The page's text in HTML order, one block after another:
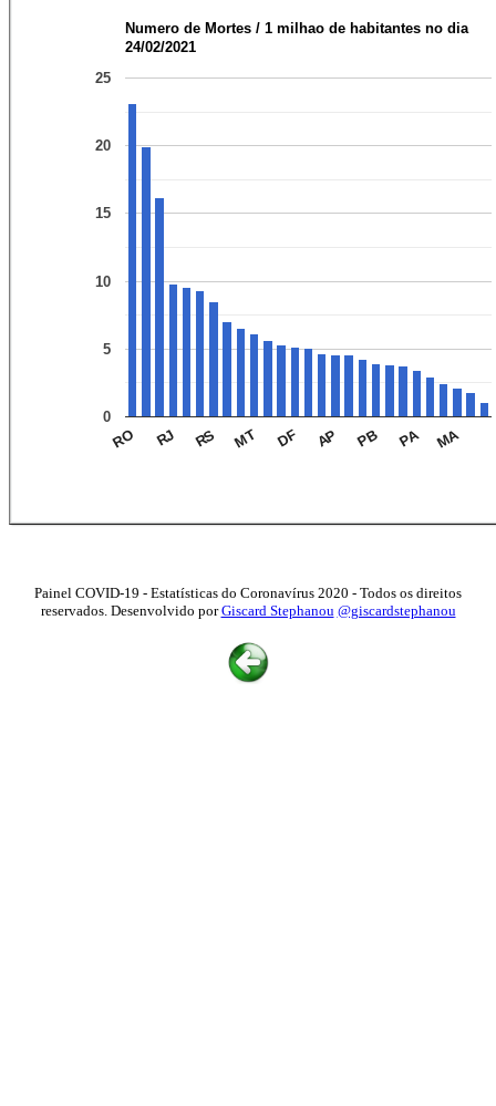
Numero de Mortes / 1 milhao de habitantes no dia
24/02/2021
RO RJ RS MT DF AP PB PA MA
0
5
10
15
20
25
Painel COVID-19 - Estatísticas do Coronavírus 2020 - Todos os direitos
reservados. Desenvolvido porGiscard Stephanou @giscardstephanou